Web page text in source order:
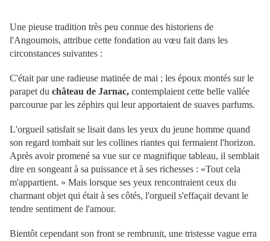
Une pieuse tradition très peu connue des historiens de
l'Angoumois, attribue cette fondation au vœu fait dans les
circonstances suivantes :
C'était par une radieuse matinée de mai ; les époux montés sur le
parapet du château de Jarnac, contemplaient cette belle vallée
parcourue par les zéphirs qui leur apportaient de suaves parfums.
L'orgueil satisfait se lisait dans les yeux du jeune homme quand
son regard tombait sur les collines riantes qui fermaient l'horizon.
Après avoir promené sa vue sur ce magnifique tableau, il semblait
dire en songeant à sa puissance et à ses richesses : «Tout cela
m'appartient. » Mais lorsque ses yeux rencontraient ceux du
charmant objet qui était à ses côtés, l'orgueil s'effaçait devant le
tendre sentiment de l'amour.
Bientôt cependant son front se rembrunit, une tristesse vague erra